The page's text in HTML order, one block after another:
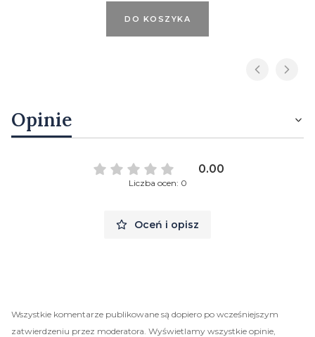
DO KOSZYKA
Opinie
0.00
Liczba ocen: 0
Oceń i opisz
Wszystkie komentarze publikowane są dopiero po wcześniejszym
zatwierdzeniu przez moderatora. Wyświetlamy wszystkie opinie,